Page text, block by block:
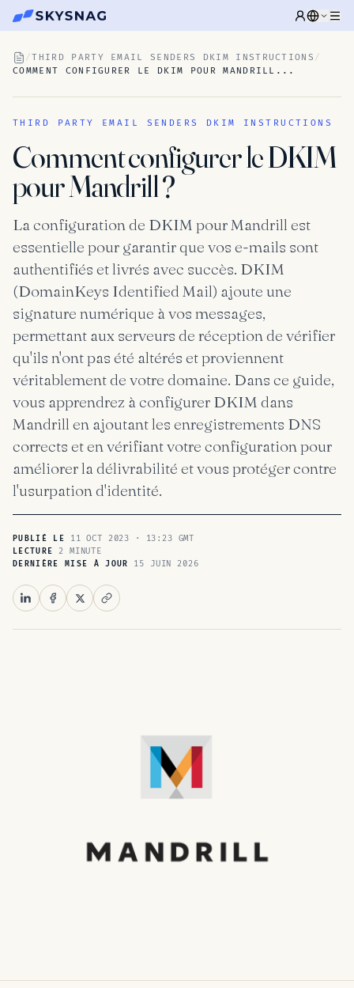
/THIRD PARTY EMAIL SENDERS DKIM INSTRUCTIONS /
COMMENT CONFIGURER LE DKIM POUR MANDRILL...
THIRD PARTY EMAIL SENDERS DKIM INSTRUCTIONS
Comment configurer le DKIM
pour Mandrill ?
La configuration de DKIM pour Mandrill est
essentielle pour garantir que vos e-mails sont
authentifiés et livrés avec succès. DKIM
(DomainKeys Identified Mail) ajoute une
signature numérique à vos messages,
permettant aux serveurs de réception de vérifier
qu'ils n'ont pas été altérés et proviennent
véritablement de votre domaine. Dans ce guide,
vous apprendrez à configurer DKIM dans
Mandrill en ajoutant les enregistrements DNS
corrects et en vérifiant votre configuration pour
améliorer la délivrabilité et vous protéger contre
l'usurpation d'identité.
PUBLIÉ LE 11 OCT 2023 · 13:23 GMT
LECTURE 2 MINUTE
DERNIÈRE MISE À JOUR 15 JUIN 2026